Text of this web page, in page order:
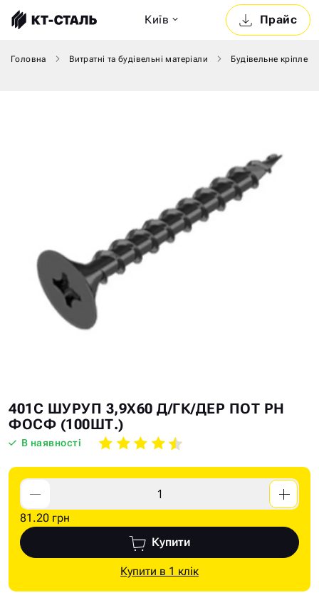
Прайс
Київ
Головна Витратні та будівельні матеріали Будівельне
Skip
to
the
of
the
images
gallery
Skip
to
the
of
the
images
gallery
401C ШУРУП 3,9Х60 Д/ГК/ДЕР ПОТ PH
ФОСФ (100ШТ.)
В наявності
81.20 грн
Купити
Купити в 1 клік